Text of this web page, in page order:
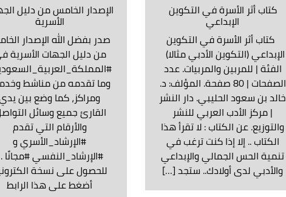
كتاب أثر الأسرة في التكوين
الإبداعي
كتاب أثر الأسرة في التكوين
الإبداعي (التكوين الأدبي مثالا)
الفئة | للمربين والمربيات. عدد
الصفحات | 80 صفحة. المؤلف: د.
خالد بن سعود الحليبي. دار النشر
| مركز الأدب العربي للنشر
والتوزيع. عن الكتاب : لا تقرأ هذا
الكتاب .. إلا إذا كنت ترغب في
تنمية الحس الجمالي والإبداعي
والأدبي لدى أولادك.. ستجد […]
الإصدار الخامس من دليل
الأسرية
صدر بفضل الله الإصدار
من دليل الجهات الأسرية
وما تقدمه من مناشط
ومراكز، كما وضع بين
القارئ جميع وسائل
والأرقام التي تقدم
#الإرشاد_الأسري و
#الإرشاد_النفسي #مجانًا .
للحصول على نسخة
أضغط على هذا الرابط